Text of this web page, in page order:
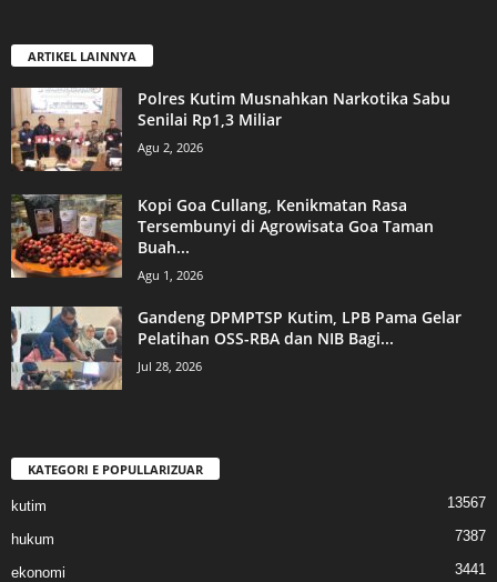
ARTIKEL LAINNYA
Polres Kutim Musnahkan Narkotika Sabu
Senilai Rp1,3 Miliar
Agu 2, 2026
Kopi Goa Cullang, Kenikmatan Rasa
Tersembunyi di Agrowisata Goa Taman
Buah...
Agu 1, 2026
Gandeng DPMPTSP Kutim, LPB Pama Gelar
Pelatihan OSS-RBA dan NIB Bagi...
Jul 28, 2026
KATEGORI E POPULLARIZUAR
kutim 13567
hukum 7387
ekonomi 3441